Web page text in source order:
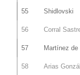
55 Shidlovski
56 Corral
57 Martínez de
58 Arias